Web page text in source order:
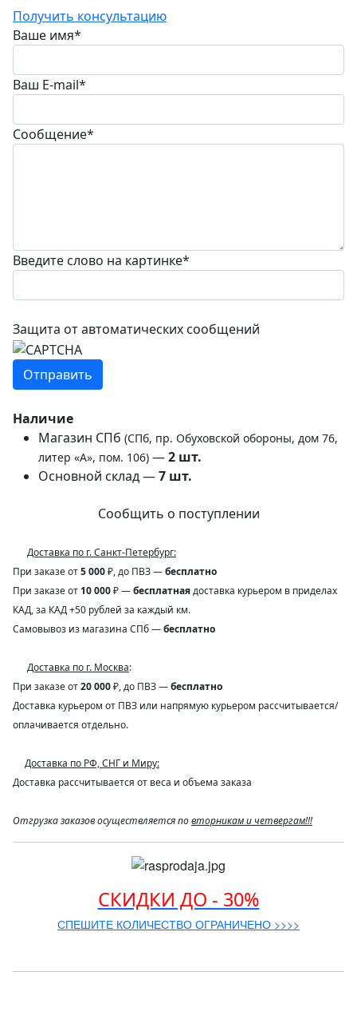
Получить консультацию
Ваше имя*
Ваш E-mail*
Сообщение*
Введите слово на картинке*
Защита от автоматических сообщений
Наличие
Магазин СПб (СПб, пр. Обуховской обороны, дом 76,
литер «А», пом. 106) —2 шт.
Основной склад —7 шт.
Сообщить о поступлении
Доставка по г. Санкт-Петербург:
При заказе от5 000₽, до ПВЗ —бесплатно
При заказе от 10 000₽ —бесплатнаядоставка курьером в приделах
КАД, за КАД +50 рублей за каждый км.
Самовывоз из магазина СПб —бесплатно
Доставка по г. Москва:
При заказе от20 000₽, до ПВЗ —бесплатно
Доставка курьером от ПВЗ или напрямую курьером рассчитывается/
оплачивается отдельно.
Доставка по РФ, СНГ и Миру:
Доставка рассчитывается от веса и объема заказа
Отгрузка заказов осуществляется повторникам и четвергам!!!
СКИДКИ ДО - 30%
СПЕШИТЕ КОЛИЧЕСТВО ОГРАНИЧЕНО >>>>